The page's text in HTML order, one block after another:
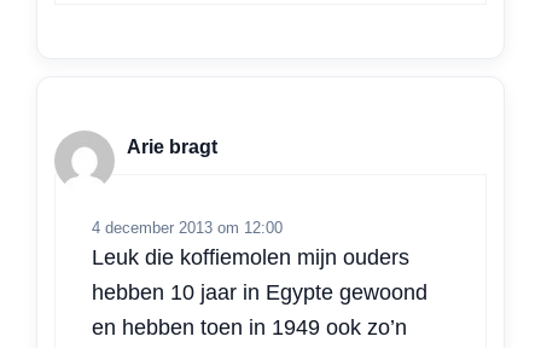
Arie bragt
4 december 2013 om 12:00
Leuk die koffiemolen mijn ouders
hebben 10 jaar in Egypte gewoond
en hebben toen in 1949 ook zo’n